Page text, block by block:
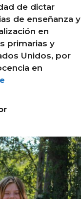
de dictar
de enseñanza y
en
primarias y
Unidos, por
en